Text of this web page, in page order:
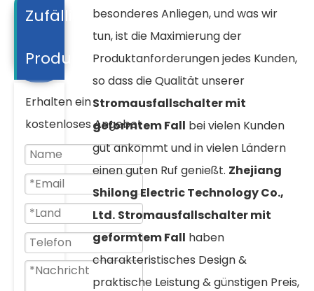
Zufällige
Produkte
Erhalten ein
kostenloses Angebot
besonderes Anliegen, und was wir
tun, ist die Maximierung der
Produktanforderungen jedes Kunden,
so dass die Qualität unserer
Stromausfallschalter mit
geformtem Fall bei vielen Kunden
gut ankommt und in vielen Ländern
einen guten Ruf genießt. Zhejiang
Shilong Electric Technology Co.,
Ltd. Stromausfallschalter mit
geformtem Fall haben
charakteristisches Design &
praktische Leistung & günstigen Preis,